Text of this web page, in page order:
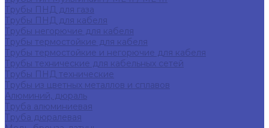
Трубы ПНД для газа
Трубы ПНД для кабеля
Трубы негорючие для кабеля
Трубы термостойкие для кабеля
Трубы термостойкие и негорючие для кабеля
Трубы технические для кабельных сетей
Трубы ПНД технические
Трубы из цветных металлов и сплавов
Алюминий, дюраль
Труба алюминиевая
Труба дюралевая